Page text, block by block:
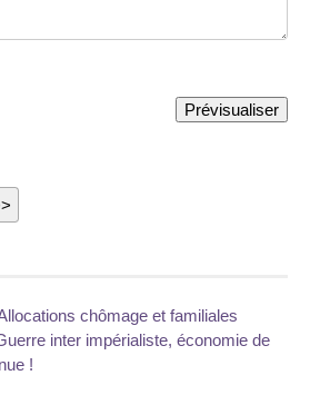
chômage et familiales
inter impérialiste, économie de
!